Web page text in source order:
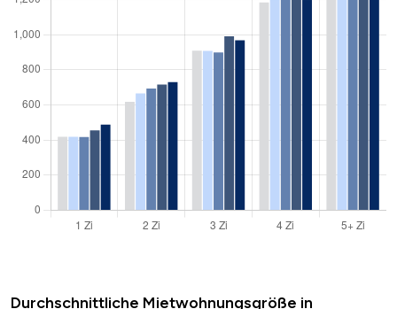
Durchschnittliche Mietwohnungsgröße in